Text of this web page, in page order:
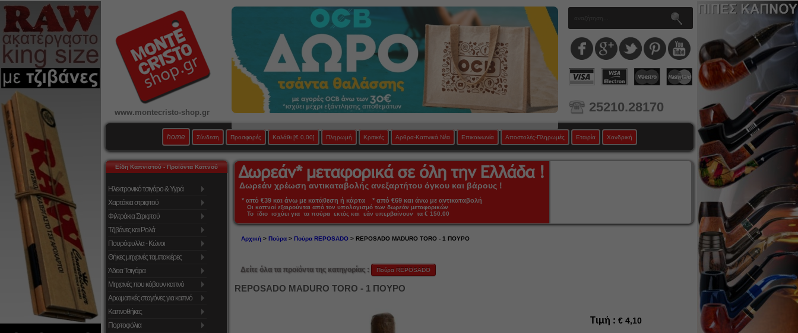
www.montecristo-shop.gr 25210.28170
home Σύνδεση Προσφορές Καλάθι [€ 0,00] Πληρωμή Κριτικές Αρθρα-Καπνικά Νέα Επικοινωνία Αποστολές-Πληρωμές Εταιρία Χονδρική
Είδη Καπνιστού - Προϊόντα Καπνού
Ηλεκτρονικό τσιγάρο & Υγρά
Χαρτάκια στριφτού
Φιλτράκια Στριφτού
Τζιβάνες και Ρολά
Πουρόφυλλα - Κώνοι
Θήκες μηχανές ταμπακιέρες
Άδεια Τσιγάρα
Μηχανές που κόβουν καπνό
Αρωματικές σταγόνες για καπνό
Καπνοθήκες
Πορτοφόλια
Δωρεάν χρέωση αντικαταβολής ανεξαρτήτου όγκου και βάρους !
* από €39 και άνω με κατάθεση ή κάρτα * από €69 και άνω με αντικαταβολή
Οι καπνοί εξαιρούνται από τον υπολογισμό των δωρεάν μεταφορικών
Το ίδιο ισχύει για τα πούρα εκτός και εάν υπερβαίνουν τα € 150.00
Αρχική> Πούρα> Πούρα REPOSADO> REPOSADO MADURO TORO - 1 ΠΟΥΡΟ
Δείτε όλα τα προϊόντα της κατηγορίας : Πούρα REPOSADO
REPOSADO MADURO TORO - 1 ΠΟΥΡΟ
Τιμή : € 4,10